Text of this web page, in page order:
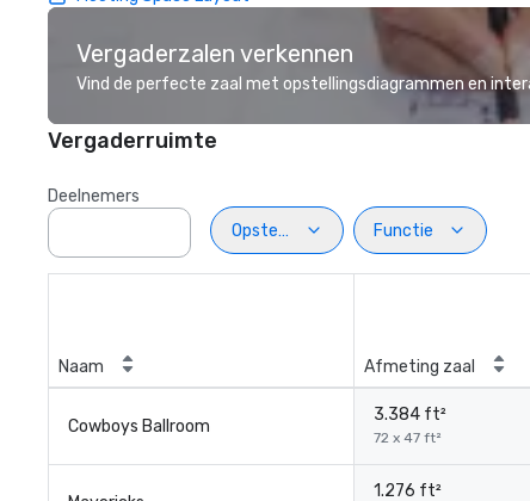
Vergaderzalen verkennen
Vind de perfecte zaal met opstellingsdiagrammen en
Vergaderruimte
Deelnemers
Opstelling
Functie
Naam Afmeting zaal
Cowboys Ballroom
3.384 ft²
72 x 47 ft²
1.276 ft²